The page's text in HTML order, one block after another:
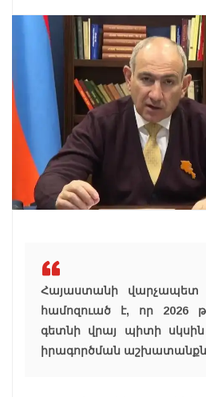
Հայաստանի վարչապետ
համոզուած է, որ 2026
գետնի վրայ պիտի
իրագործման